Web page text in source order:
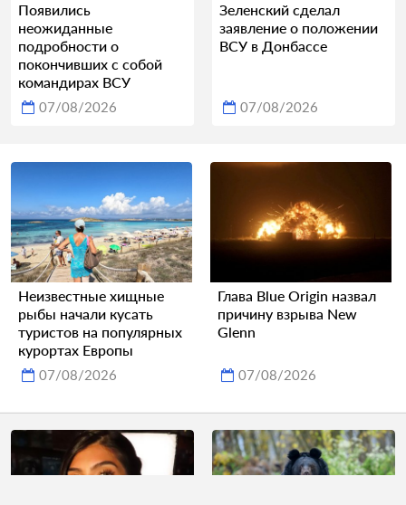
Появились
неожиданные
подробности о
покончивших с собой
командирах ВСУ
07/08/2026
Зеленский сделал
заявление о положении
ВСУ в Донбассе
07/08/2026
Неизвестные хищные
рыбы начали кусать
туристов на популярных
курортах Европы
07/08/2026
Глава Blue Origin назвал
причину взрыва New
Glenn
07/08/2026